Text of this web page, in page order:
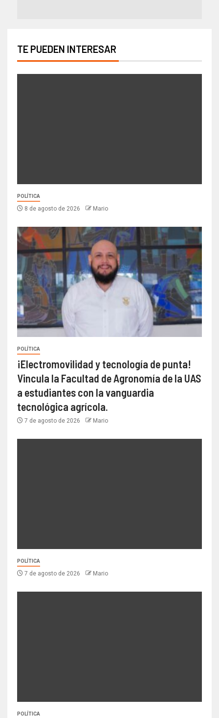
TE PUEDEN INTERESAR
POLÍTICA
8 de agosto de 2026 Mario
POLÍTICA
¡Electromovilidad y tecnología de punta!
Vincula la Facultad de Agronomía de la UAS
a estudiantes con la vanguardia
tecnológica agrícola.
7 de agosto de 2026 Mario
POLÍTICA
7 de agosto de 2026 Mario
POLÍTICA